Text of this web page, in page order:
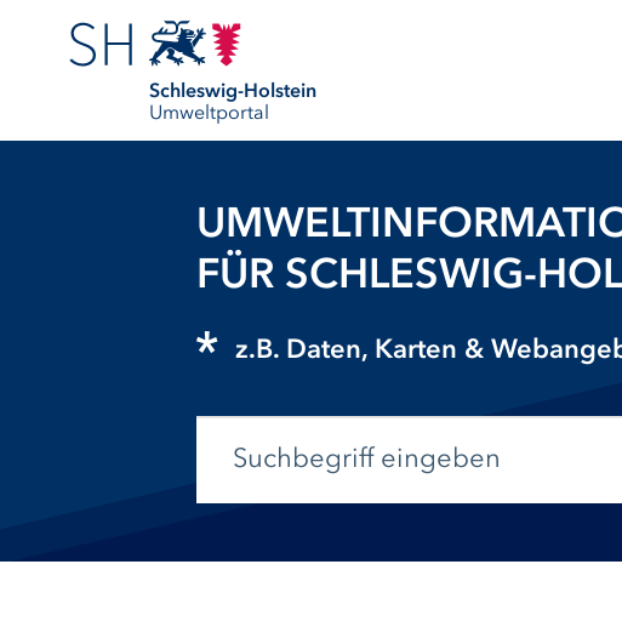
Schleswig-Holstein
Umweltportal
FÜR SCHLESWIG-
z.B. Daten, Karten &